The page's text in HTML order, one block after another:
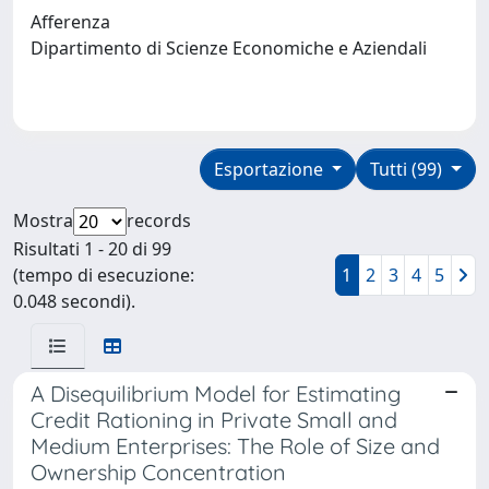
Afferenza
Dipartimento di Scienze Economiche e Aziendali
Tutti (99)
Esportazione
Mostra
records
Risultati 1 - 20 di 99
(tempo di esecuzione:
0.048 secondi).
1 2 3 4 5
A Disequilibrium Model for Estimating
Credit Rationing in Private Small and
Medium Enterprises: The Role of Size and
Ownership Concentration